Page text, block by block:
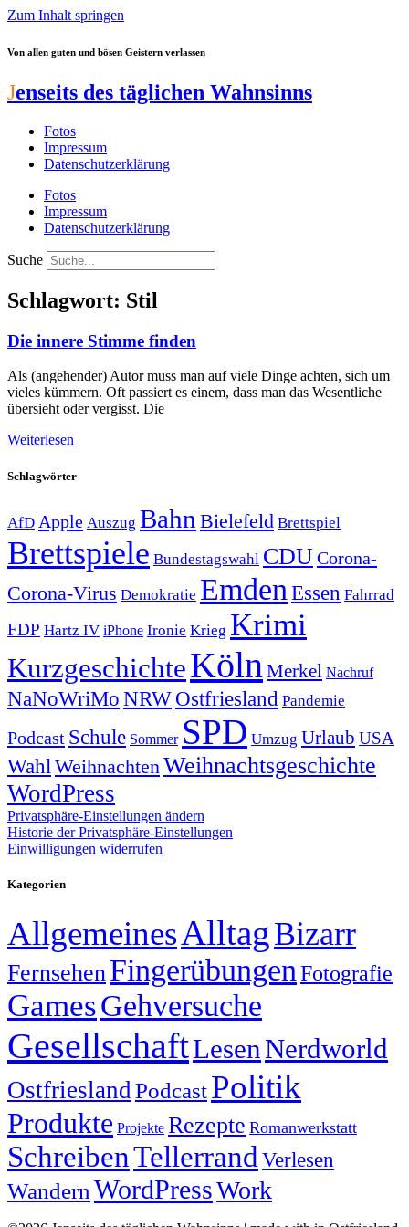
Zum Inhalt springen
Von allen guten und bösen Geistern verlassen
Jenseits des täglichen Wahnsinns
Fotos
Impressum
Datenschutzerklärung
Fotos
Impressum
Datenschutzerklärung
Suche
Schlagwort: Stil
Die innere Stimme finden
Als (angehender) Autor muss man auf viele Dinge achten, sich um
vieles kümmern. Oft passiert es einem, dass man das Wesentliche
übersieht oder vergisst. Die
Weiterlesen
Schlagwörter
AfD Apple Auszug Bahn Bielefeld Brettspiel
Brettspiele Bundestagswahl CDUCorona-
Corona-Virus Demokratie Emden Essen Fahrrad
FDP Hartz IV iPhone Ironie Krieg Krimi
KurzgeschichteKöln Merkel Nachruf
NaNoWriMo NRWOstfriesland Pandemie
Podcast Schule Sommer SPD Umzug Urlaub USA
Wahl Weihnachten Weihnachtsgeschichte
WordPress
Privatsphäre-Einstellungen ändern
Historie der Privatsphäre-Einstellungen
Einwilligungen widerrufen
Kategorien
AllgemeinesAlltagBizarr
FernsehenFingerübungen Fotografie
GamesGehversuche
GesellschaftLesenNerdworld
OstfrieslandPodcastPolitik
Produkte Projekte Rezepte Romanwerkstatt
SchreibenTellerrand Verlesen
Wandern WordPressWork